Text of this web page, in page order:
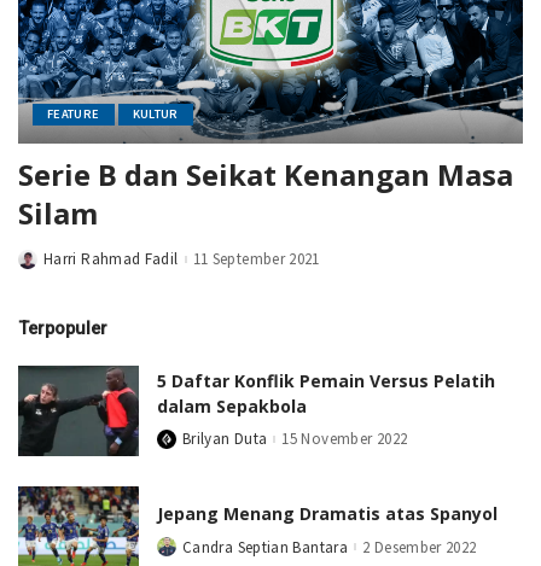
FEATURE KULTUR
Serie B dan Seikat Kenangan Masa
Silam
PostedHarri Rahmad Fadil 11 September 2021
Terpopuler
5 Daftar Konflik Pemain Versus Pelatih
dalam Sepakbola
PostedBrilyan Duta 15 November 2022
Jepang Menang Dramatis atas Spanyol
PostedCandra Septian Bantara 2 Desember 2022